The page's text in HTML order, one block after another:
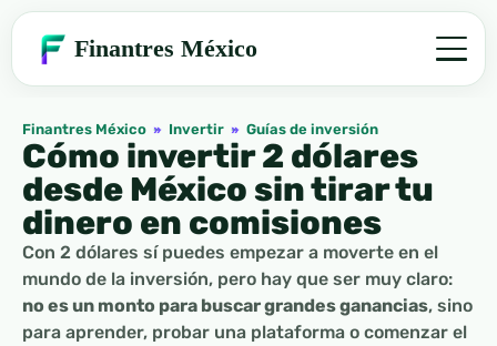
Finantres México
Finantres México » Invertir » Guías de inversión
Cómo invertir 2 dólares
desde México sin tirar tu
dinero en comisiones
Con 2 dólares sí puedes empezar a moverte en el
mundo de la inversión, pero hay que ser muy claro:
no es un monto para buscar grandes ganancias, sino
para aprender, probar una plataforma o comenzar el